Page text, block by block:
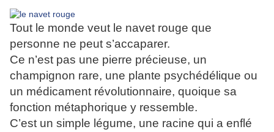
Tout le monde veut le navet rouge que
personne ne peut s’accaparer.
Ce n’est pas une pierre précieuse, un
champignon rare, une plante psychédélique ou
un médicament révolutionnaire, quoique sa
fonction métaphorique y ressemble.
C’est un simple légume, une racine qui a enflé